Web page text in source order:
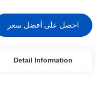
احصل على أفضل سعر
Detail Information